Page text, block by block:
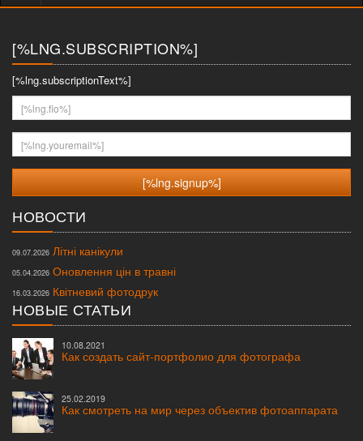
[%LNG.SUBSCRIPTION%]
[%lng.subscriptionText%]
[%lng.fio%]
[%lng.youremail%]
НОВОСТИ
09.07.2026 Літні канікули
05.04.2026 Оновлення цін в травні
16.03.2026 Квітневий фотодрук
НОВЫЕ СТАТЬИ
10.08.2021
Как создать сайт-портфолио для фотографа
25.02.2019
Как смотреть на мир через объектив фотоаппарата